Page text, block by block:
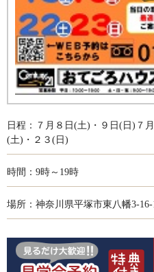
日程：７月８日(土)・９日(日)７
(土)・２３(日)
時間：9時～19時
場所：神奈川県平塚市東八幡3-16-